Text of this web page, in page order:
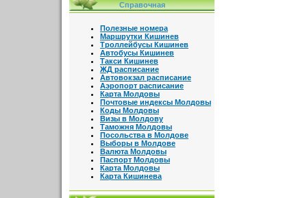
Справочная
Полезные номера
Маршрутки Кишинев
Троллейбусы Кишинев
Автобусы Кишинев
Такси Кишинев
ЖД расписание
Автовокзал расписание
Аэропорт расписание
Карта Молдовы
Почтовые индексы Молдовы
Коды Молдовы
Визы в Молдову
Таможня Молдовы
Посольства в Молдове
Выборы в Молдове
Валюта Молдовы
Паспорт Молдовы
Карта Молдовы
Карта Кишинева